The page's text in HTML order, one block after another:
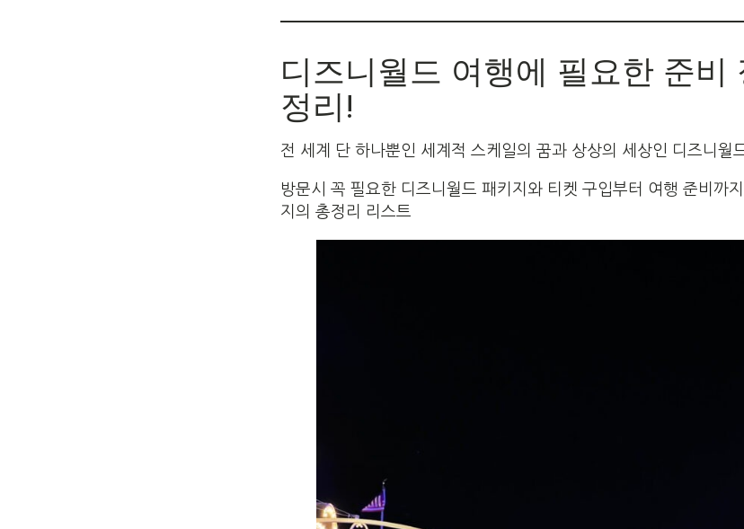
디즈니월드 여행에 필요한 준비
정리!
전 세계 단 하나뿐인 세계적 스케일의 꿈과 상상의 세상인 디즈니월
방문시 꼭 필요한 디즈니월드 패키지와 티켓 구입부터 여행 준비까
지의 총정리 리스트